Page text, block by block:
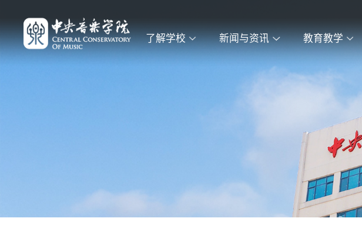
了解学校 新闻与资讯 教育教学